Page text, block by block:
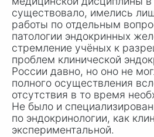
существовало, имелись
работы по отдельным
патологии эндокринных
стремление учёных к
проблем клинической
России давно, но оно не
полного осуществления
отсутствия в то время
Не было и
по эндокринологии, как
экспериментальной.